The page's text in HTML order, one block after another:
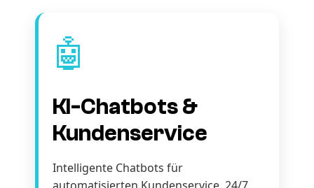
🤖
KI-Chatbots &
Kundenservice
Intelligente Chatbots für